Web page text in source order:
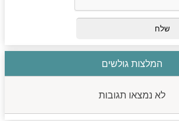
המלצות גולשים
לא נמצאו תגובות